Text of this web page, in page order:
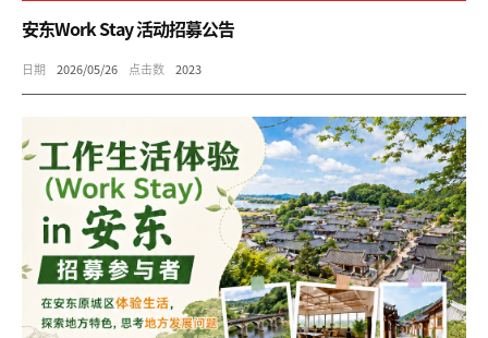
安东Work Stay 活动招募公告
日期 2026/05/26 点击数 2023